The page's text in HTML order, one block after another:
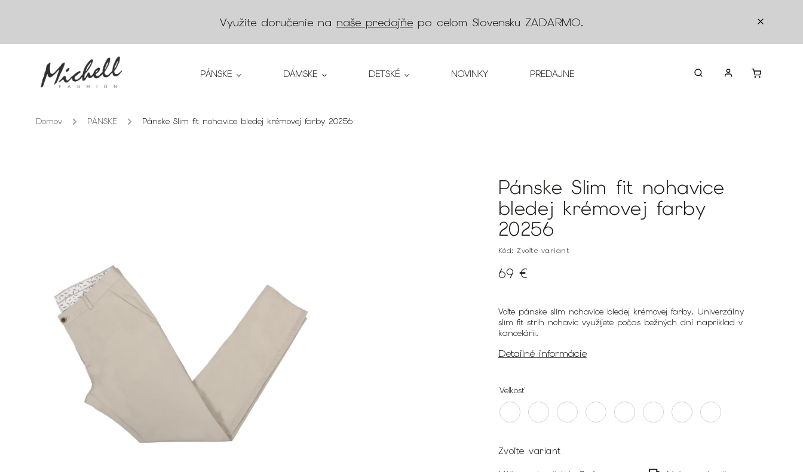
Využite doručenie na naše predajňe po celom Slovensku ZADARMO.
PÁNSKE DÁMSKE DETSKÉ NOVINKY PREDAJNE KONTAKTY
Domov / PÁNSKE / Pánske Slim fit nohavice bledej krémovej farby 20256
Pánske Slim fit nohavice
bledej krémovej farby
20256
Kód: Zvoľte variant
69 €
Voľte pánske slim nohavice bledej krémovej farby. Univerzálny
slim fit strih nohavíc využijete počas bežných dní napríklad v
kancelárii.
Detailné informácie
Veľkosť
Zvoľte variant